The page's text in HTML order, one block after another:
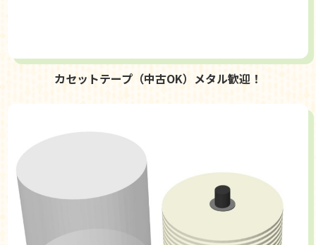
カセットテープ（中古OK）メタル歓迎！